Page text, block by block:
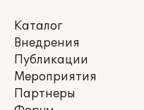
Каталог
Внедрения
Публикации
Мероприятия
Партнеры